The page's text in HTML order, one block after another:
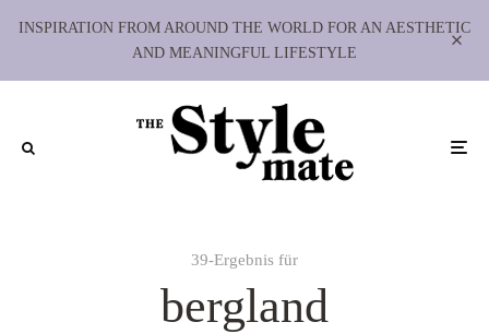
INSPIRATION FROM AROUND THE WORLD FOR AN AESTHETIC
AND MEANINGFUL LIFESTYLE
39-Ergebnis für
bergland